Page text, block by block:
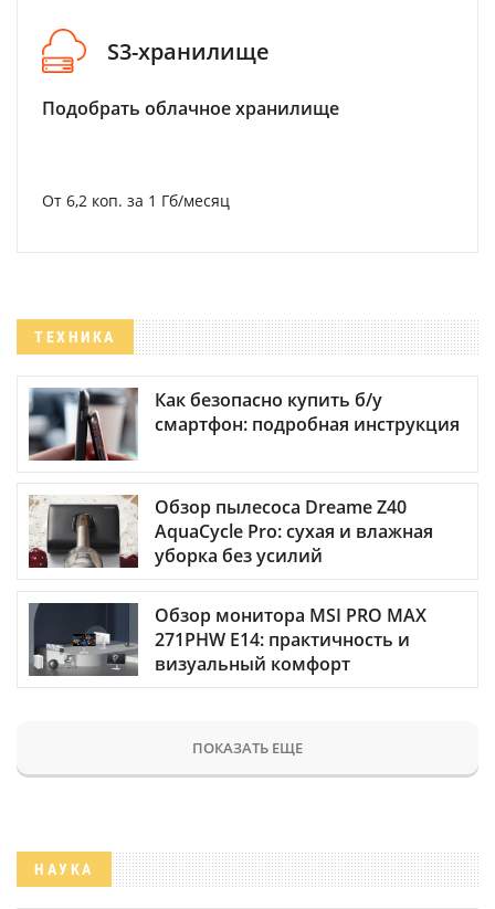
S3-хранилище
Подобрать облачное хранилище
От 6,2 коп. за 1 Гб/месяц
ТЕХНИКА
Как безопасно купить б/у
смартфон: подробная инструкция
Обзор пылесоса Dreame Z40
AquaCycle Pro: сухая и влажная
уборка без усилий
Обзор монитора MSI PRO MAX
271PHW E14: практичность и
визуальный комфорт
ПОКАЗАТЬ ЕЩЕ
НАУКА